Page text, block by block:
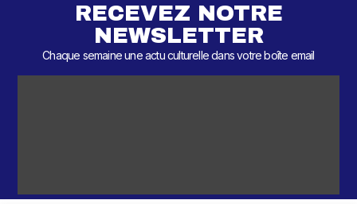
RECEVEZ NOTRE
NEWSLETTER
Chaque semaine une actu culturelle dans votre boîte email